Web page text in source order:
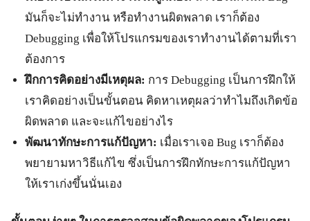
มันก็จะไม่ทำงาน หรือทำงานผิดพลาด เราก็ต้อง
Debugging เพื่อให้โปรแกรมของเราทำงานได้ตามที่เรา
ต้องการ
ฝึกการคิดอย่างมีเหตุผล: การ Debugging เป็นการฝึกให้
เราคิดอย่างเป็นขั้นตอน คิดหาเหตุผลว่าทำไมถึงเกิดข้อ
ผิดพลาด และจะแก้ไขอย่างไร
พัฒนาทักษะการแก้ปัญหา: เมื่อเราเจอ Bug เราก็ต้อง
พยายามหาวิธีแก้ไข ซึ่งเป็นการฝึกทักษะการแก้ปัญหา
ให้เราเก่งขึ้นนั่นเอง